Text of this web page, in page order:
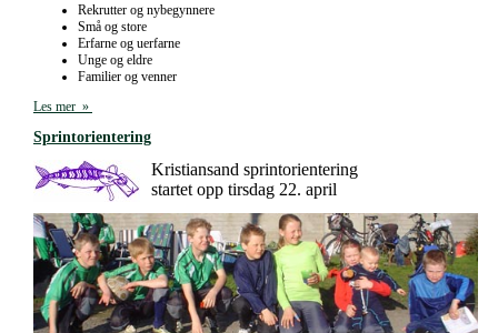
Rekrutter og nybegynnere
Små og store
Erfarne og uerfarne
Unge og eldre
Familier og venner
Les mer »
Sprintorientering
Kristiansand sprintorientering
startet opp tirsdag 22. april